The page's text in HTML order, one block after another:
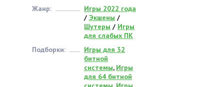
Жанр:
Игры 2022 года
/ Экшены /
Шутеры / Игры
для слабых ПК
Подборки:
Игры для 32
битной
системы, Игры
для 64 битной